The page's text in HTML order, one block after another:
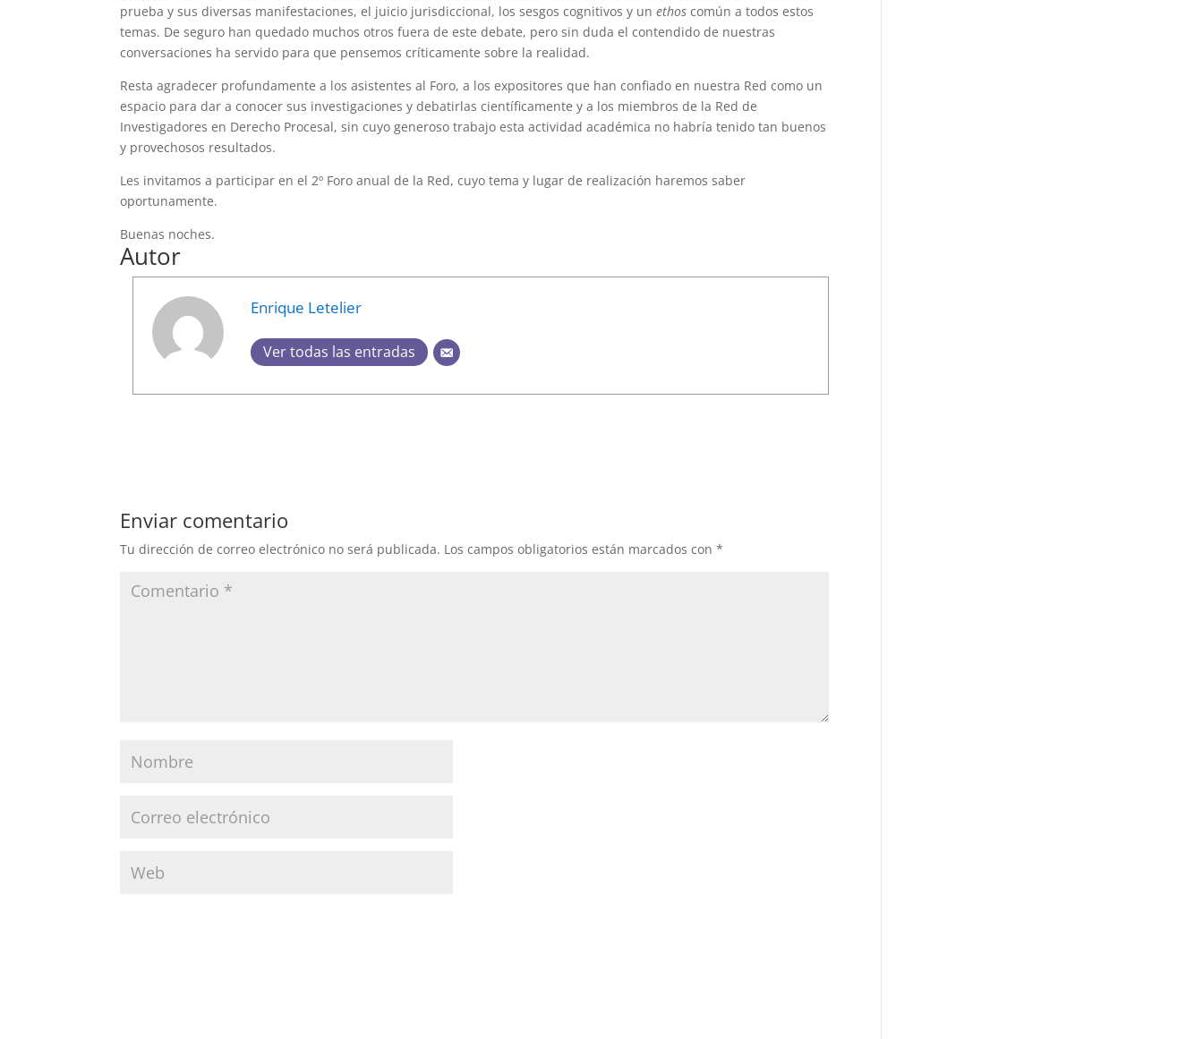
prueba y sus diversas manifestaciones, el juicio jurisdiccional, los sesgos cognitivos y unethos común a todos estos
temas. De seguro han quedado muchos otros fuera de este debate, pero sin duda el contendido de nuestras
conversaciones ha servido para que pensemos críticamente sobre la realidad.
Resta agradecer profundamente a los asistentes al Foro, a los expositores que han confiado en nuestra Red como un
espacio para dar a conocer sus investigaciones y debatirlas científicamente y a los miembros de la Red de
Investigadores en Derecho Procesal, sin cuyo generoso trabajo esta actividad académica no habría tenido tan buenos
y provechosos resultados.
Les invitamos a participar en el 2º Foro anual de la Red, cuyo tema y lugar de realización haremos saber
oportunamente.
Buenas noches.
Autor
Enrique Letelier
Ver todas las entradas
Enviar comentario
Tu dirección de correo electrónico no será publicada. Los campos obligatorios están marcados con*